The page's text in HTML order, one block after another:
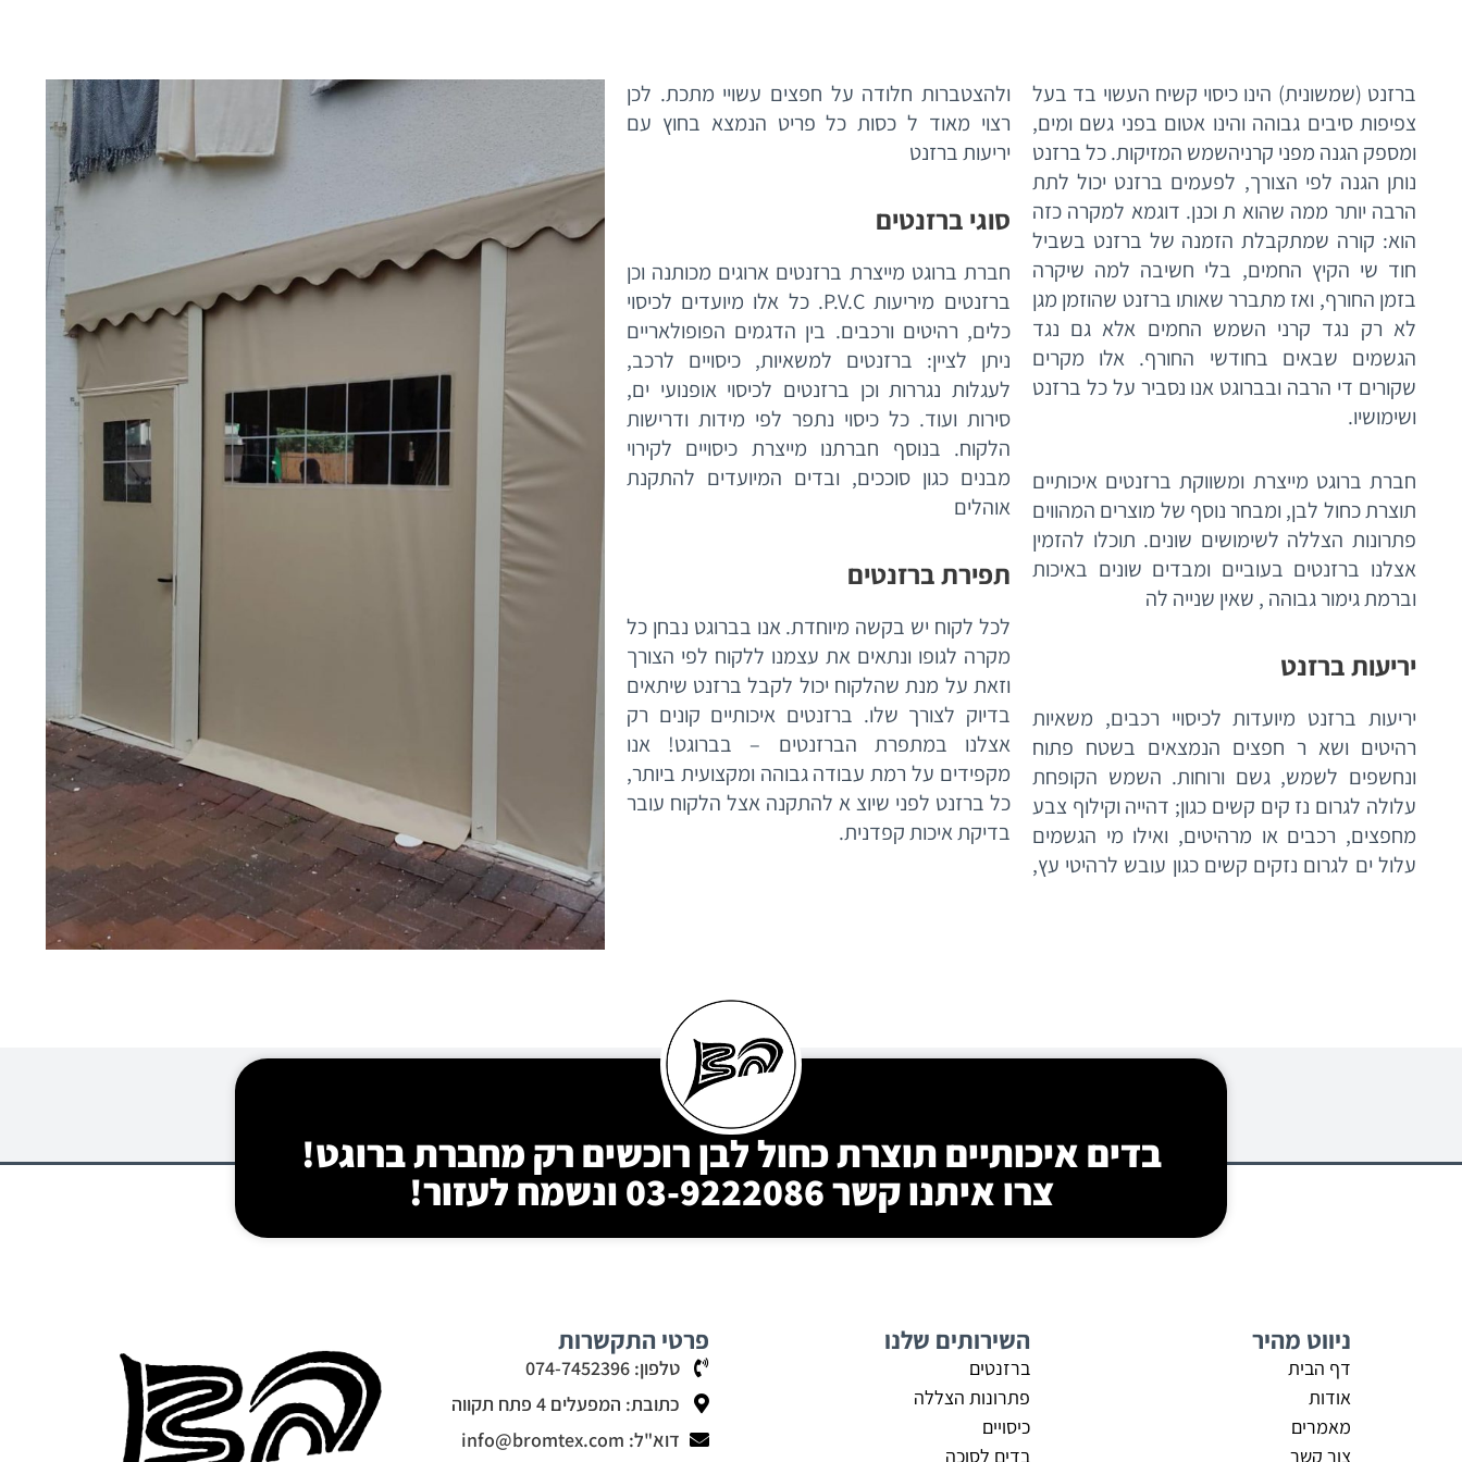
ברזנט (שמשונית) הינו כיסוי קשיח העשוי בד בעל
צפיפות סיבים גבוהה והינו אטום בפני גשם ומים,
ומספק הגנה מפני קרניהשמש המזיקות. כל ברזנט
נותן הגנה לפי הצורך, לפעמים ברזנט יכול לתת
הרבה יותר ממה שהוא ת וכנן. דוגמא למקרה כזה
הוא: קורה שמתקבלת הזמנה של ברזנט בשביל
חוד שי הקיץ החמים, בלי חשיבה למה שיקרה
בזמן החורף, ואז מתברר שאותו ברזנט שהוזמן מגן
לא רק נגד קרני השמש החמים אלא גם נגד
הגשמים שבאים בחודשי החורף. אלו מקרים
שקורים די הרבה ובברוגט אנו נסביר על כל ברזנט
ושימושיו.
חברת ברוגט מייצרת ומשווקת ברזנטים איכותיים
תוצרת כחול לבן, ומבחר נוסף של מוצרים המהווים
פתרונות הצללה לשימושים שונים. תוכלו להזמין
אצלנו ברזנטים בעוביים ומבדים שונים באיכות
וברמת גימור גבוהה , שאין שנייה לה
יריעות ברזנט
יריעות ברזנט מיועדות לכיסויי רכבים, משאיות
רהיטים ושא ר חפצים הנמצאים בשטח פתוח
ונחשפים לשמש, גשם ורוחות. השמש הקופחת
עלולה לגרום נז קים קשים כגון; דהייה וקילוף צבע
מחפצים, רכבים או מרהיטים, ואילו מי הגשמים
עלול ים לגרום נזקים קשים כגון עובש לרהיטי עץ,
ולהצטברות חלודה על חפצים עשויי מתכת. לכן
רצוי מאוד ל כסות כל פריט הנמצא בחוץ עם
יריעות ברזנט
סוגי ברזנטים
חברת ברוגט מייצרת ברזנטים ארוגים מכותנה וכן
ברזנטים מיריעות P.V.C. כל אלו מיועדים לכיסוי
כלים, רהיטים ורכבים. בין הדגמים הפופולאריים
ניתן לציין: ברזנטים למשאיות, כיסויים לרכב,
לעגלות נגררות וכן ברזנטים לכיסוי אופנועי ים,
סירות ועוד. כל כיסוי נתפר לפי מידות ודרישות
הלקוח. בנוסף חברתנו מייצרת כיסויים לקירוי
מבנים כגון סוככים, ובדים המיועדים להתקנת
אוהלים
תפירת ברזנטים
לכל לקוח יש בקשה מיוחדת. אנו בברוגט נבחן כל
מקרה לגופו ונתאים את עצמנו ללקוח לפי הצורך
וזאת על מנת שהלקוח יכול לקבל ברזנט שיתאים
בדיוק לצורך שלו. ברזנטים איכותיים קונים רק
אצלנו במתפרת הברזנטים – בברוגט! אנו
מקפידים על רמת עבודה גבוהה ומקצועית ביותר,
כל ברזנט לפני שיוצ א להתקנה אצל הלקוח עובר
בדיקת איכות קפדנית.
בדים איכותיים תוצרת כחול לבן רוכשים רק מחברת ברוגט!
צרו איתנו קשר 03-9222086 ונשמח לעזור!
ניווט מהיר
דף הבית
אודות
מאמרים
צור קשר
השירותים שלנו
ברזנטים
פתרונות הצללה
כיסויים
בדים לסוכה
פרטי התקשרות
טלפון: 074-7452396
כתובת: המפעלים 4 פתח תקווה
דוא"ל: info@bromtex.com